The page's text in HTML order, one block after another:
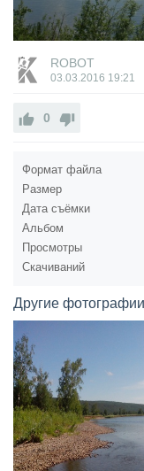
ROBOT
03.03.2016 19:21
0
Формат файла
Размер
Дата съёмки
Альбом
Просмотры
Скачиваний
Другие